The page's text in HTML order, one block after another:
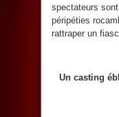
spectateurs
péripéties
rattraper un
Un casting